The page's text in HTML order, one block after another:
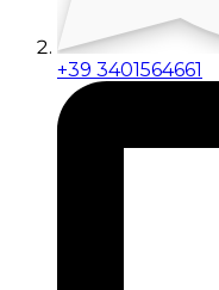
+39 3401564661